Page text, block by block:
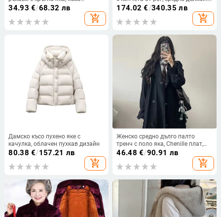
дължина, полиестер
34.93 €/68.32 лв
add_shopping_cart
корейски стил, зима 2025
174.02 €/340.35 лв
add_shopping_cart
Дамско късо пухено яке с
качулка, облачен пухкав дизайн
80.38 €/157.21 лв
add_shopping_cart
Женско средно дълго палто
тренч с поло яка, Chenille плат,
съдържание на спандекс <30%,
двойно закопчаване с копчета,
стил Royal Sister Wind
46.48 €/90.91 лв
add_shopping_cart